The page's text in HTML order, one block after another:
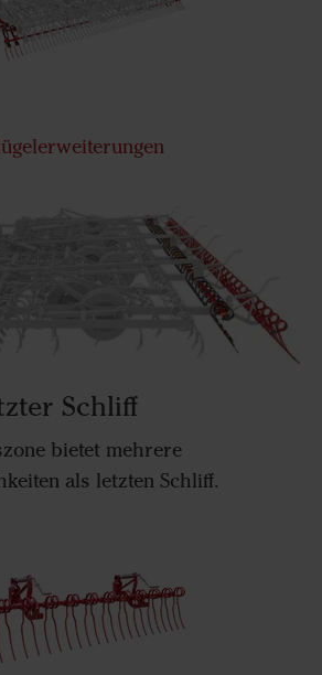
Schliff
bietet mehrere
als letzten Schliff.